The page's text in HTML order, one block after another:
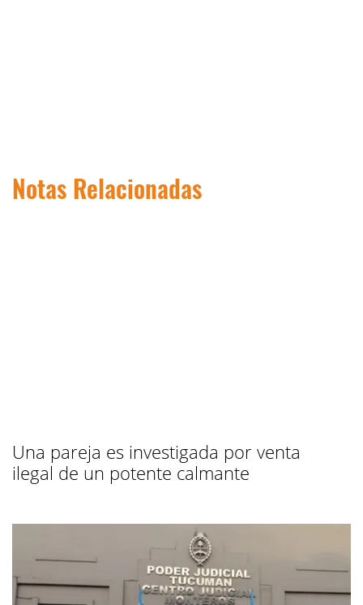
Notas Relacionadas
Una pareja es investigada por venta
ilegal de un potente calmante